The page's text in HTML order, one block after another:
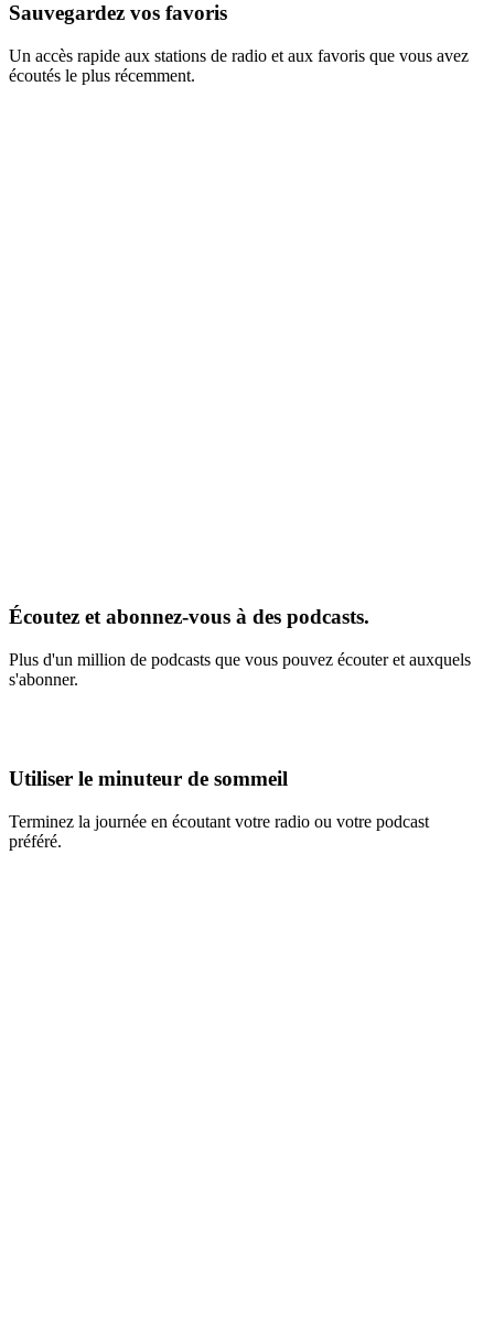
Sauvegardez vos favoris
Un accès rapide aux stations de radio et aux favoris que vous avez
écoutés le plus récemment.
Écoutez et abonnez-vous à des podcasts.
Plus d'un million de podcasts que vous pouvez écouter et auxquels
s'abonner.
Utiliser le minuteur de sommeil
Terminez la journée en écoutant votre radio ou votre podcast
préféré.